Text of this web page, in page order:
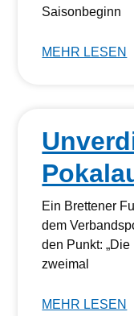
Saisonbeginn
MEHR LESEN
Ein Brettener
dem
den Punkt:
zweimal
MEHR LESEN